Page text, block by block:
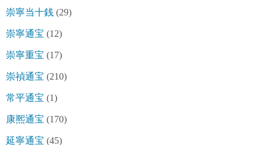
崇寧当十銭 (29)
崇寧通宝 (12)
崇寧重宝 (17)
崇禎通宝 (210)
常平通宝 (1)
康熈通宝 (170)
延寧通宝 (45)